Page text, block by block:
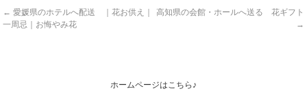
← 愛媛県のホテルへ配送 ｜花お供え｜
一周忌｜お悔やみ花
高知県の会館・ホールへ送る 花ギフト
→
ホームページはこちら♪